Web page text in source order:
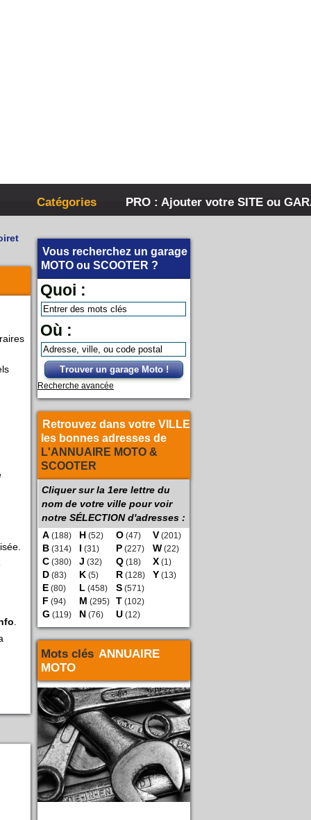
Catégories PRO : Ajouter votre SITE ou
Vous recherchez un garage
MOTO ou SCOOTER ?
Quoi :
Où :
Trouver un garage Moto !
Recherche avancée
Retrouvez dans votre VILLE
les bonnes adresses de
L'ANNUAIRE MOTO &
SCOOTER
Cliquer sur la 1ere lettre du
nom de votre ville pour voir
notre SÉLECTION d'adresses :
A (188)
B (314)
C (380)
D (83)
E (80)
F (94)
G (119)
H (52)
I (31)
J (32)
K (5)
L (458)
M (295)
N (76)
O (47)
P (227)
Q (18)
R (128)
S (571)
T (102)
U (12)
V (201)
W (22)
X (1)
Y (13)
Mots clés ANNUAIRE
MOTO